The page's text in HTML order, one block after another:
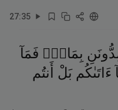
27:35
بِمَالٍۢ فَمَآ
ءَاتَىٰكُم بَلْ
أَنتُم